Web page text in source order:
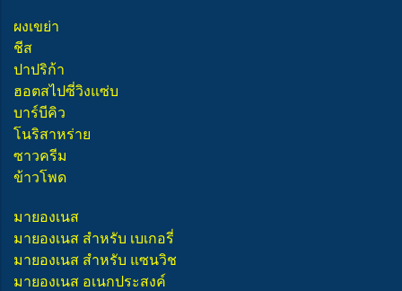
ผงเขย่า
ชีส
ปาปริก้า
ฮอตสไปซี่วิงแซ่บ
บาร์บีคิว
โนริสาหร่าย
ซาวครีม
ข้าวโพด
มายองเนส
มายองเนส สำหรับ เบเกอรี่
มายองเนส สำหรับ แซนวิช
มายองเนส อเนกประสงค์